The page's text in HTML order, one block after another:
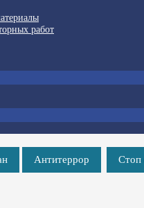
работ
Антитеррор Стоп